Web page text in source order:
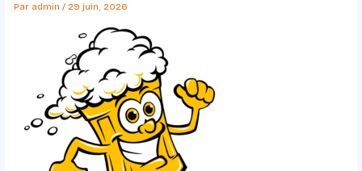
Par admin / 29 juin, 2026